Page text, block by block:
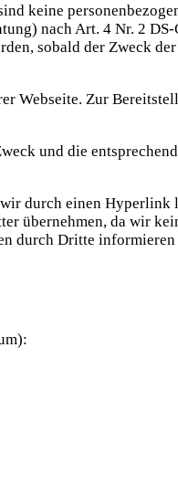
keine
nach Art. 4 Nr. 2
sobald der Zweck
Webseite. Zur
und die
durch einen
übernehmen, da wir
durch Dritte